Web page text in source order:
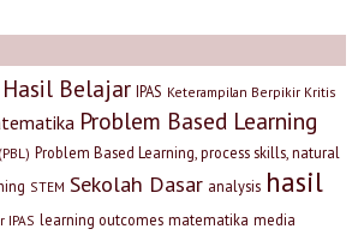
Hasil Belajar IPAS Keterampilan Berpikir Kritis
Problem Based Learning
Problem Based Learning, process skills, natural
STEM Sekolah Dasar analysis hasil
IPAS learning outcomes matematika media